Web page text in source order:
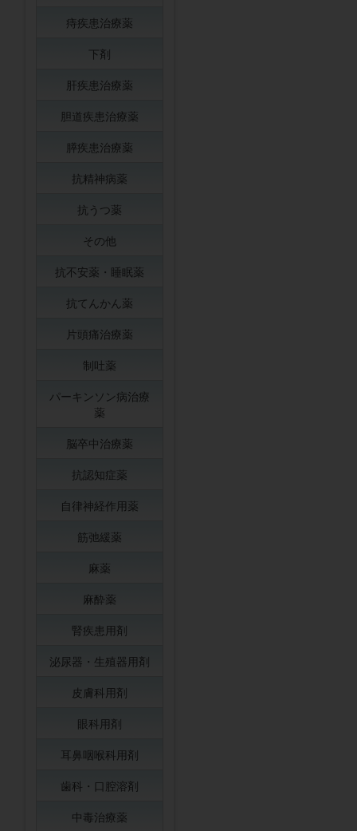
痔疾患治療薬
下剤
肝疾患治療薬
胆道疾患治療薬
膵疾患治療薬
抗精神病薬
抗うつ薬
その他
抗不安薬・睡眠薬
抗てんかん薬
片頭痛治療薬
制吐薬
パーキンソン病治療
薬
脳卒中治療薬
抗認知症薬
自律神経作用薬
筋弛緩薬
麻薬
麻酔薬
腎疾患用剤
泌尿器・生殖器用剤
皮膚科用剤
眼科用剤
耳鼻咽喉科用剤
歯科・口腔溶剤
中毒治療薬